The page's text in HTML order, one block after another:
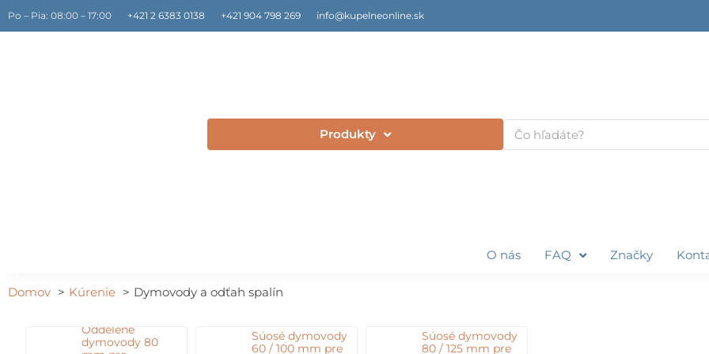
Preskočiť
na
Po – Pia: 08:00 – 17:00 +421 2 6383 0138 +421 904 798 269 info@kupelneonline.sk
Produkty Vyhľadať
O nás FAQ Značky
Domov Kúrenie Dymovody a odťah spalín
Oddelené
dymovody 80
Súosé dymovody
60 / 100 mm pre
Súosé dymovody
80 / 125 mm pre